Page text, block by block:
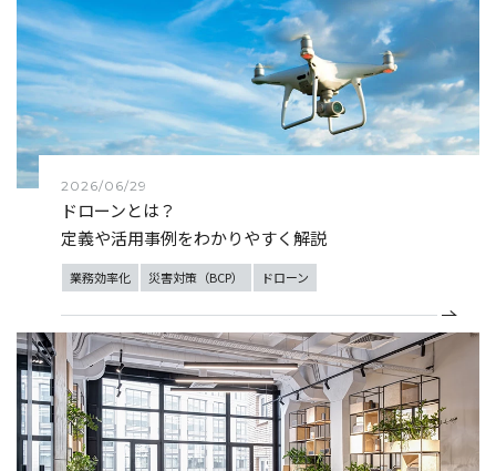
2026/06/29
ドローンとは？
定義や活用事例をわかりやすく解説
業務効率化 災害対策（BCP） ドローン